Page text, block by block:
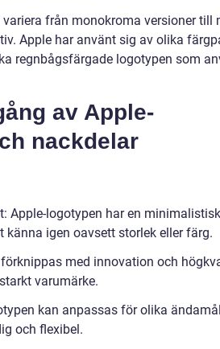
från monokroma versioner till
Apple har använt sig av olika
regnbågsfärgade logotypen som
av Apple-
nackdelar
Apple-logotypen har en
igen oavsett storlek eller färg.
med innovation och
varumärke.
kan anpassas för olika
och flexibel.